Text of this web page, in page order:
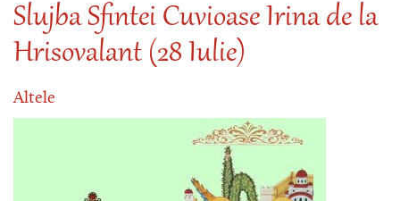
Slujba Sfintei Cuvioase Irina de la
Hrisovalant (28 Iulie)
Altele